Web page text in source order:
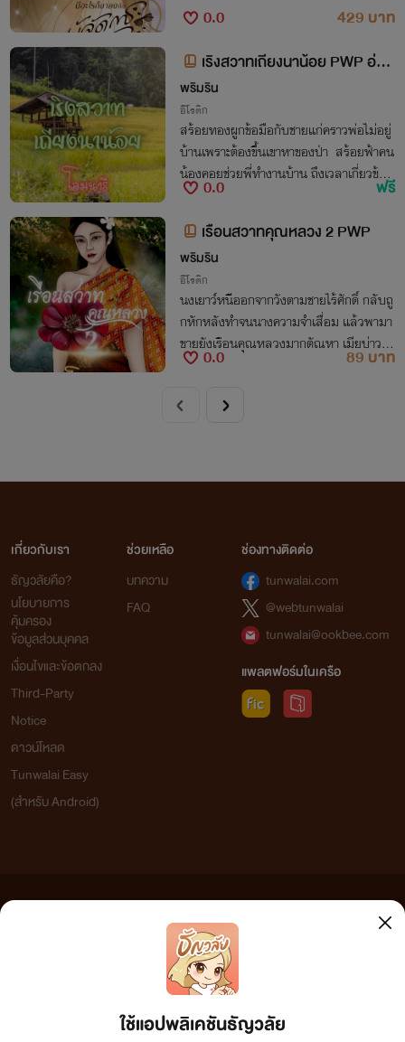
0.0
429 บาท
เริงสวาทเถียงนาน้อย PWP อ่าน
ฟรี
พริมริน
อีโรติก
สร้อยทองผูกข้อมือกับชายแก่คราวพ่อไม่อยู่
บ้านเพราะต้องขึ้นเขาหาของป่า สร้อยฟ้าคน
น้องคอยช่วยพี่ทำงานบ้าน ถึงเวลาเกี่ยวข้าว
จำต้องหาคนมาช่วยลงแขกเกี่ยวข้าว
0.0
ฟรี
เรือนสวาทคุณหลวง 2 PWP
พริมริน
อีโรติก
นงเยาว์หนีออกจากวังตามชายไร้ศักดิ์ กลับถู
กหักหลังทำจนนางความจำเสื่อม แล้วพามา
ขายยังเรือนคุณหลวงมากตัณหา เมียบ่าว เ
มียทาส ทั้งเสพกามร้อนสวาทมิได้พัก
0.0 89 บาท
ใช้แอปพลิเคชันธัญวลัย
เกี่ยวกับเรา
ธัญวลัยคือ?
นโยบายการ
คุ้มครอง
ข้อมูลส่วนบุคคล
เงื่อนไขและข้อตกลง
Third-Party
Notice
ดาวน์โหลด
Tunwalai Easy
(สำหรับ Android)
ช่วยเหลือ
บทความ
FAQ
ช่องทางติดต่อ
tunwalai.com
@webtunwalai
tunwalai@ookbee.com
แพลตฟอร์มในเครือ
เว็บไซต์แห่งนี้ไม่ได้เห็นด้วยและไม่ขอรับผิดชอบต่อข้อความใดๆ ทั้งสิ้น ดังนั้นผู้อ่านทุกท่านโปรดใช้
วิจารณญาณในการกลั่นกรองด้วยตนเอง และหากท่านพบข้อความใดๆ ที่ขัดต่อกฎหมายและศีลธรรม
กรุณาแจ้งมาที่ tunwalai@ookbee.com เพื่อทีมงานจะได้ดำเนินการในทันที ทั้งนี้ ทางเว็บไซต์ขอสงวน
ลิขสิทธิ์ตามพระราชบัญญัติลิขสิทธิ์ (ฉบับเพิ่มเติม) พ.ศ.2558